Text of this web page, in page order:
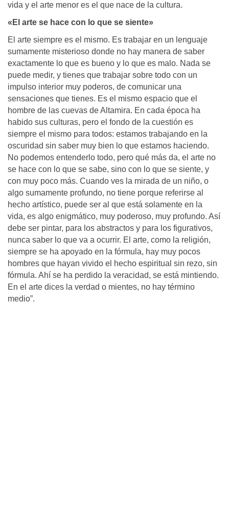
vida y el arte menor es el que nace de la cultura.
«El arte se hace con lo que se siente»
El arte siempre es el mismo. Es trabajar en un lenguaje
sumamente misterioso donde no hay manera de saber
exactamente lo que es bueno y lo que es malo. Nada se
puede medir, y tienes que trabajar sobre todo con un
impulso interior muy poderos, de comunicar una
sensaciones que tienes. Es el mismo espacio que el
hombre de las cuevas de Altamira. En cada época ha
habido sus culturas, pero el fondo de la cuestión es
siempre el mismo para todos: estamos trabajando en la
oscuridad sin saber muy bien lo que estamos haciendo.
No podemos entenderlo todo, pero qué más da, el arte no
se hace con lo que se sabe, sino con lo que se siente, y
con muy poco más. Cuando ves la mirada de un niño, o
algo sumamente profundo, no tiene porque referirse al
hecho artístico, puede ser al que está solamente en la
vida, es algo enigmático, muy poderoso, muy profundo. Así
debe ser pintar, para los abstractos y para los figurativos,
nunca saber lo que va a ocurrir. El arte, como la religión,
siempre se ha apoyado en la fórmula, hay muy pocos
hombres que hayan vivido el hecho espiritual sin rezo, sin
fórmula. Ahí se ha perdido la veracidad, se está mintiendo.
En el arte dices la verdad o mientes, no hay término
medio”.